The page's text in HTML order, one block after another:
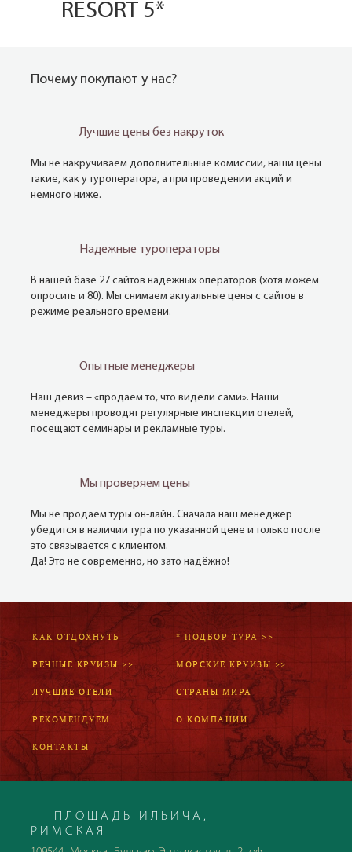
RESORT 5*
Почему покупают у нас?
Лучшие цены без накруток
Мы не накручиваем дополнительные комиссии, наши цены
такие, как у туроператора, а при проведении акций и
немного ниже.
Надежные туроператоры
В нашей базе 27 сайтов надёжных операторов (хотя можем
опросить и 80). Мы снимаем актуальные цены с сайтов в
режиме реального времени.
Опытные менеджеры
Наш девиз – «продаём то, что видели сами». Наши
менеджеры проводят регулярные инспекции отелей,
посещают семинары и рекламные туры.
Мы проверяем цены
Мы не продаём туры он-лайн. Сначала наш менеджер
убедится в наличии тура по указанной цене и только после
это связывается с клиентом.
Да! Это не современно, но зато надёжно!
КАК ОТДОХНУТЬ * ПОДБОР ТУРА >>
РЕЧНЫЕ КРУИЗЫ >> МОРСКИЕ КРУИЗЫ >>
ЛУЧШИЕ ОТЕЛИ СТРАНЫ МИРА
РЕКОМЕНДУЕМ О КОМПАНИИ
КОНТАКТЫ
ПЛОЩАДЬ ИЛЬИЧА,
РИМСКАЯ